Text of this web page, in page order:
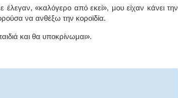
«καλόγερο από εκεί», μου είχαν κάνει την
να ανθέξω την κοροϊδία.
και θα υποκρίνωμαι».